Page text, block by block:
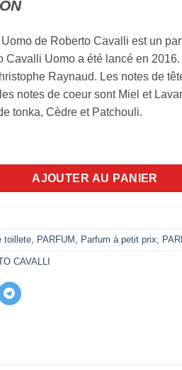
de Roberto Cavalli est un
Cavalli Uomo a été lancé en
Raynaud. Les notes de
notes de coeur sont Miel et
tonka, Cèdre et Patchouli.
Cavalli Uomo Roberto 100ml edt
AJOUTER AU PANIER
toillete, PARFUM , Parfum à petit prix,
CAVALLI